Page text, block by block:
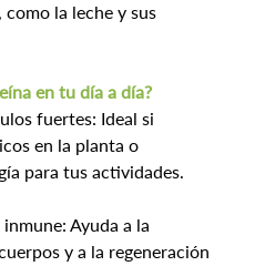
la leche y sus
en tu día a día?
fuertes: Ideal si
en la planta o
para tus actividades.
Ayuda a la
y a la regeneración